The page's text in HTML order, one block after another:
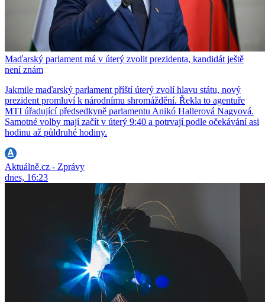
Maďarský parlament má v úterý zvolit prezidenta, kandidát ještě
není znám
Jakmile maďarský parlament příští úterý zvolí hlavu státu, nový
prezident promluví k národnímu shromáždění. Řekla to agentuře
MTI úřadující předsedkyně parlamentu Anikó Hallerová Nagyová.
Samotné volby mají začít v úterý 9:40 a potrvají podle očekávání asi
hodinu až půldruhé hodiny.
Aktuálně.cz - Zprávy
dnes, 16:23